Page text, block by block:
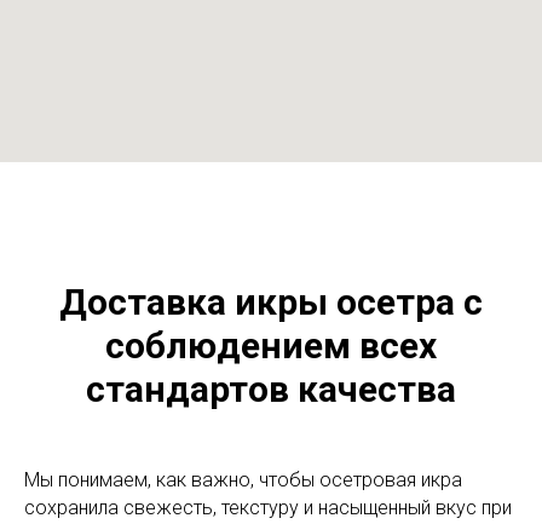
Доставка икры осетра с
соблюдением всех
стандартов качества
Мы понимаем, как важно, чтобы осетровая икра
сохранила свежесть, текстуру и насыщенный вкус при